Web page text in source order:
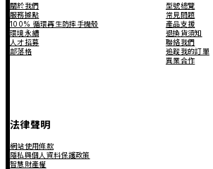
關於我們
服務據點
100% 循環再生防摔手機殼
環境永續
人才招募
部落格
型號總覽
常見問題
產品支援
退換貨須知
聯絡我們
追蹤我的訂單
異業合作
法律聲明
網站使用條款
隱私與個人資料保護政策
智慧財產權